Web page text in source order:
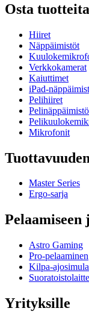
Osta tuotteita
Hiiret
Näppäimistöt
Verkkokamerat
Kaiuttimet
iPad-
Pelihiiret
Mikrofonit
Master Series
Ergo-sarja
Pelaamiseen
Astro Gaming
Pro-pelaaminen
Kilpa-
Yrityksille